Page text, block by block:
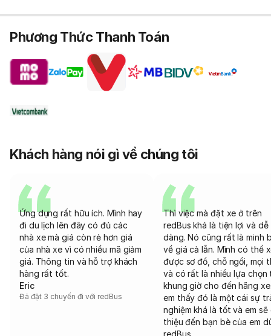
Phương Thức Thanh Toán
Khách hàng nói gì về chúng tôi
Ứng dụng rất hữu ích. Mình hay
đi du lịch lên đây có đủ các
nhà xe mà giá còn rẻ hơn giá
của nhà xe vì có nhiều mã giảm
giá. Thông tin và hỗ trợ khách
hàng rất tốt.
Eric
Đã đặt 3 chuyến đi với redBus
Thì việc mà đặt xe ở trên
redBus khá là tiện lợi và dễ
dàng. Nó cũng rất là minh
về giá cả lẫn. Mình có thể
được sơ đồ, chỗ ngồi, mọi
và có rất là nhiều lựa chọn
khung giờ cho đến hãng
em thấy đó là một cái sự
nghiệm khá là tốt và em sẽ
thiệu đến bạn bè của em
redBus.